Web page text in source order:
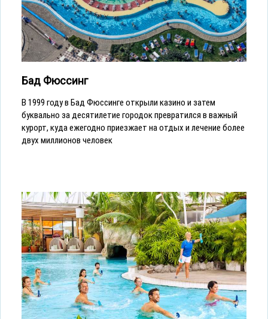
Бад Фюссинг
В 1999 году в Бад Фюссинге открыли казино и затем
буквально за десятилетие городок превратился в важный
курорт, куда ежегодно приезжает на отдых и лечение более
двух миллионов человек